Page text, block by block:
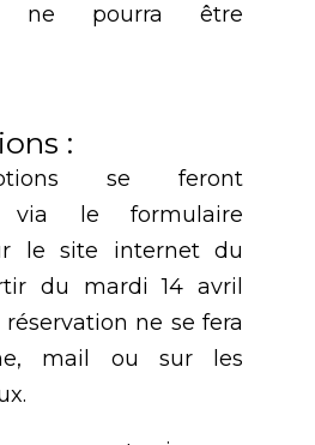
ne pourra être
:
se feront
via le formulaire
le site internet du
du mardi 14 avril
ne se fera
mail ou sur les